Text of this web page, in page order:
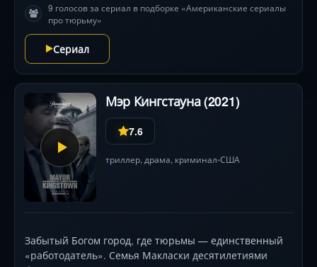
9 голосов за сериал в подборке «Американские сериалы
про тюрьму»
Сериал
Мэр Кингстауна (2021)
7.6
триллер, драма, криминал•США
Забытый Богом город, где тюрьмы — единственный
«работодатель». Семья Макласки десятилетиями